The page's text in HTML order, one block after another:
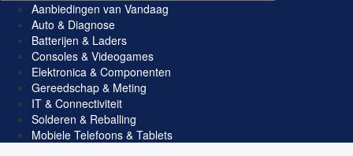
Aanbiedingen van Vandaag
Auto & Diagnose
Batterijen & Laders
Consoles & Videogames
Elektronica & Componenten
Gereedschap & Meting
IT & Connectiviteit
Solderen & Reballing
Mobiele Telefoons & Tablets